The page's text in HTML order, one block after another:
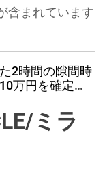
含まれています
2時間の隙間時
万円を確定で
ミラ